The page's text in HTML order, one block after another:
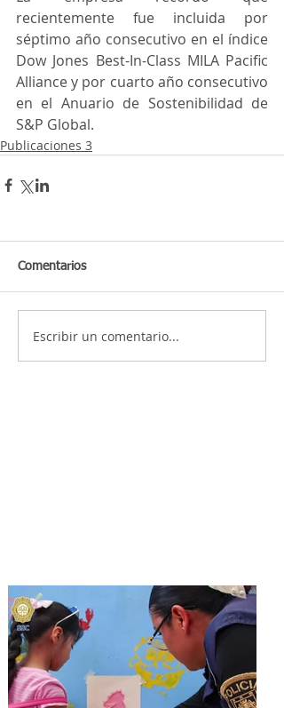
recientemente fue incluida por
séptimo año consecutivo en el índice
Dow Jones Best-In-Class MILA Pacific
Alliance y por cuarto año consecutivo
en el Anuario de Sostenibilidad de
S&P Global.
Publicaciones 3
Comentarios
Escribir un comentario...